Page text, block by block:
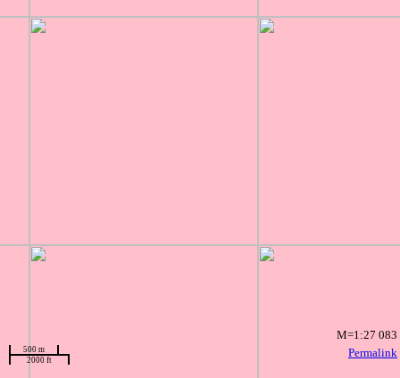
Permalink
500 m
2000 ft
M=1:27 083